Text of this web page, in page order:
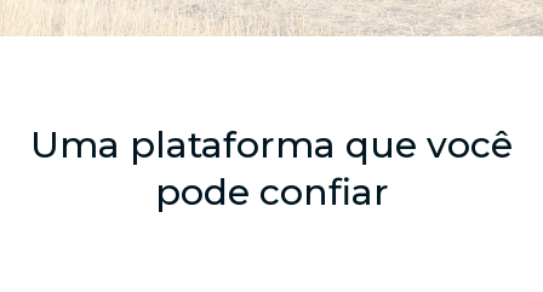
Uma plataforma que você
pode confiar